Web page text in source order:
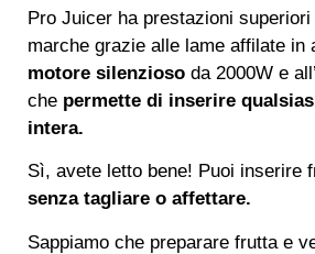
Pro Juicer ha prestazioni
marche grazie alle lame affilate in
motore silenzioso da 2000W e
che permette di inserire
intera.
Sì, avete letto bene! Puoi inserire
senza tagliare o affettare.
Sappiamo che preparare frutta e